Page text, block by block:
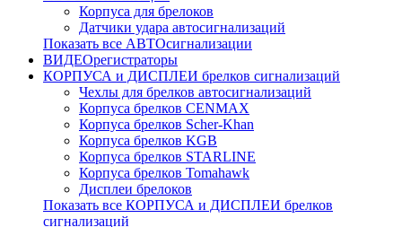
Корпуса для брелоков
Датчики удара автосигнализаций
Показать все АВТОсигнализации
ВИДЕОрегистраторы
КОРПУСА и ДИСПЛЕИ брелков сигнализаций
Чехлы для брелков автосигнализаций
Корпуса брелков CENMAX
Корпуса брелков Scher-Khan
Корпуса брелков KGB
Корпуса брелков STARLINE
Корпуса брелков Tomahawk
Дисплеи брелоков
Показать все КОРПУСА и ДИСПЛЕИ брелков
сигнализаций